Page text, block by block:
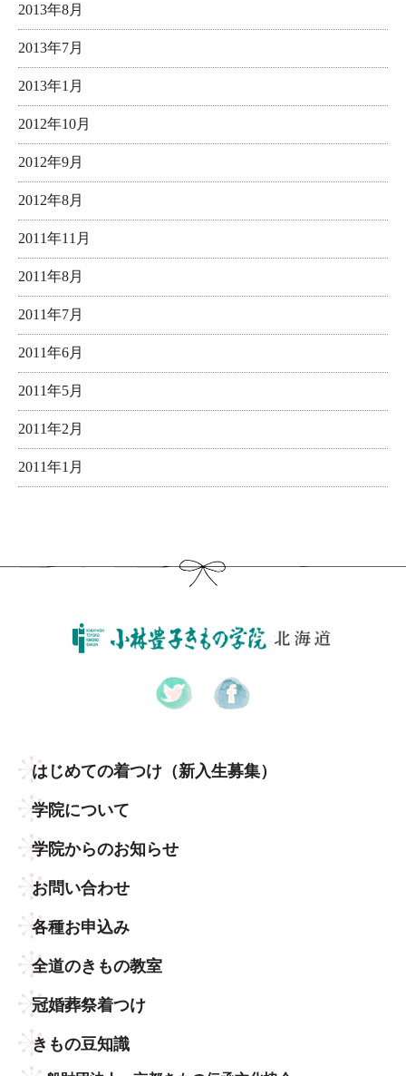
2013年8月
2013年7月
2013年1月
2012年10月
2012年9月
2012年8月
2011年11月
2011年8月
2011年7月
2011年6月
2011年5月
2011年2月
2011年1月
はじめての着つけ （新入生募集）
学院について
学院からのお知らせ
お問い合わせ
各種お申込み
全道のきもの教室
冠婚葬祭着つけ
きもの豆知識